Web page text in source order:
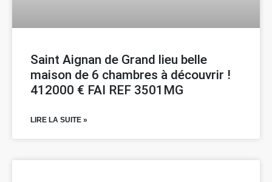
Saint Aignan de Grand lieu belle
maison de 6 chambres à découvrir !
412000 € FAI REF 3501MG
LIRE LA SUITE »